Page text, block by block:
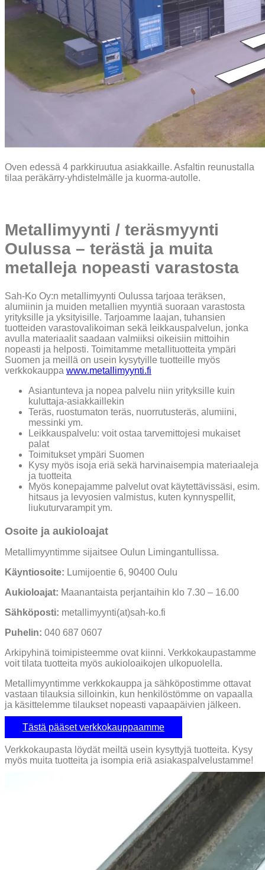
Oven edessä 4 parkkiruutua asiakkaille. Asfaltin reunustalla
tilaa peräkärry-yhdistelmälle ja kuorma-autolle.
Metallimyynti / teräsmyynti
Oulussa – terästä ja muita
metalleja nopeasti varastosta
Sah-Ko Oy:n metallimyynti Oulussa tarjoaa teräksen,
alumiinin ja muiden metallien myyntiä suoraan varastosta
yrityksille ja yksityisille. Tarjoamme laajan, tuhansien
tuotteiden varastovalikoiman sekä leikkauspalvelun, jonka
avulla materiaalit saadaan valmiiksi oikeisiin mittoihin
nopeasti ja helposti. Toimitamme metallituotteita ympäri
Suomen ja meillä on usein kysytyille tuotteille myös
verkkokauppa www.metallimyynti.fi
Asiantunteva ja nopea palvelu niin yrityksille kuin
kuluttaja-asiakkaillekin
Teräs, ruostumaton teräs, nuorrutusteräs, alumiini,
messinki ym.
Leikkauspalvelu: voit ostaa tarvemittojesi mukaiset
palat
Toimitukset ympäri Suomen
Kysy myös isoja eriä sekä harvinaisempia materiaaleja
ja tuotteita
Myös konepajamme palvelut ovat käytettävissäsi, esim.
hitsaus ja levyosien valmistus, kuten kynnyspellit,
liukuturvarampit ym.
Osoite ja aukioloajat
Metallimyyntimme sijaitsee Oulun Limingantullissa.
Käyntiosoite: Lumijoentie 6, 90400 Oulu
Aukioloajat: Maanantaista perjantaihin klo 7.30 – 16.00
Sähköposti: metallimyynti(at)sah-ko.fi
Puhelin: 040 687 0607
Arkipyhinä toimipisteemme ovat kiinni. Verkkokaupastamme
voit tilata tuotteita myös aukioloaikojen ulkopuolella.
Metallimyyntimme verkkokauppa ja sähköpostimme ottavat
vastaan tilauksia silloinkin, kun henkilöstömme on vapaalla
ja käsittelemme tilaukset nopeasti vapaapäivien jälkeen.
Tästä pääset verkkokauppaamme
Verkkokaupasta löydät meiltä usein kysyttyjä tuotteita. Kysy
myös muita tuotteita ja isompia eriä asiakaspalvelustamme!